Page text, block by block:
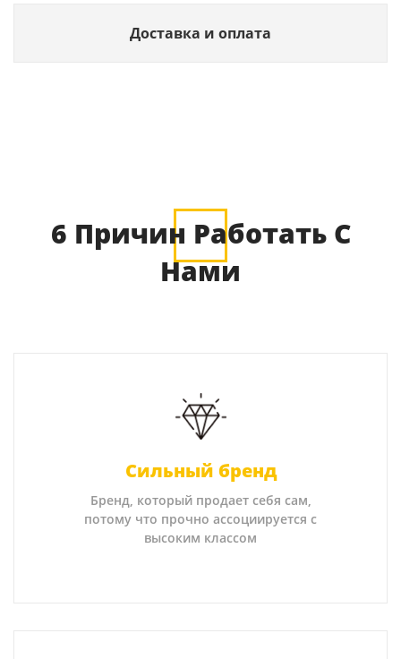
Доставка и оплата
6 Причин Работать С
Нами
Сильный бренд
Бренд, который продает себя сам,
потому что прочно ассоциируется с
высоким классом